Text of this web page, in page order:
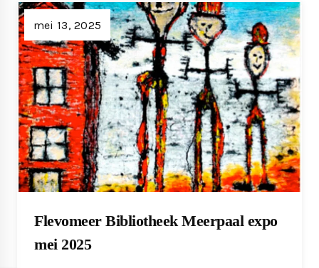
Flevomeer Bibliotheek Meerpaal expo
mei 2025
mei 13, 2025